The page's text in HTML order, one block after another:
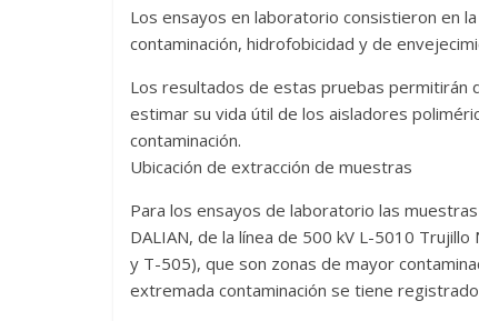
Los ensayos en laboratorio consistieron en
contaminación, hidrofobicidad y de
Los resultados de estas pruebas permitirán
estimar su vida útil de los aisladores
contaminación.
Ubicación de extracción de muestras
Para los ensayos de laboratorio las
DALIAN, de la línea de 500 kV L-5010
y T-505), que son zonas de mayor
extremada contaminación se tiene